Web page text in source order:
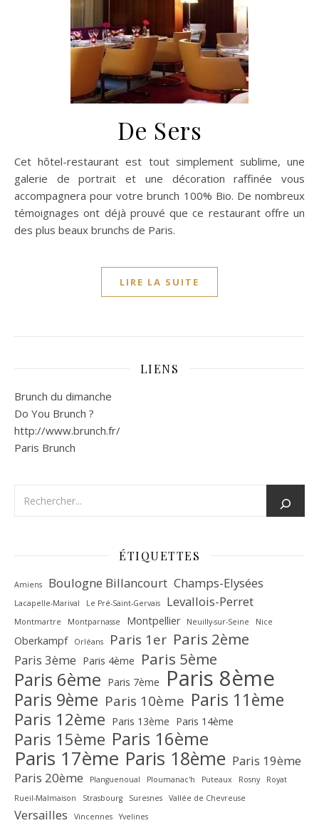
De Sers
Cet hôtel-restaurant est tout simplement sublime, une
galerie de portrait et une décoration raffinée vous
accompagnera pour votre brunch 100% Bio. De nombreux
témoignages ont déjà prouvé que ce restaurant offre un
des plus beaux brunchs de Paris.
LIRE LA SUITE
LIENS
Brunch du dimanche
Do You Brunch ?
http://www.brunch.fr/
Paris Brunch
ÉTIQUETTES
Amiens Boulogne Billancourt Champs-Elysées
Lacapelle-Marival Le Pré-Saint-Gervais Levallois-Perret
Montmartre Montparnasse Montpellier Neuilly-sur-Seine Nice
Oberkampf Orléans Paris 1er Paris 2ème
Paris 3ème Paris 4ème Paris 5ème
Paris 6ème Paris 7ème Paris 8ème
Paris 9ème Paris 10ème Paris 11ème
Paris 12ème Paris 13ème Paris 14ème
Paris 15ème Paris 16ème
Paris 17ème Paris 18ème Paris 19ème
Paris 20ème
Planguenoual Ploumanac'h Puteaux Rosny
Royat
Rueil-Malmaison
Strasbourg Suresnes Vallée de Chevreuse‎
Versailles Vincennes Yvelines